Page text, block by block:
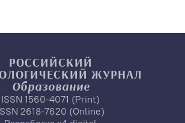
РОССИЙСКИЙ
ЖУРНАЛ
Образование
ISSN 1560-4071 (Print)
2618-7620 (Online)